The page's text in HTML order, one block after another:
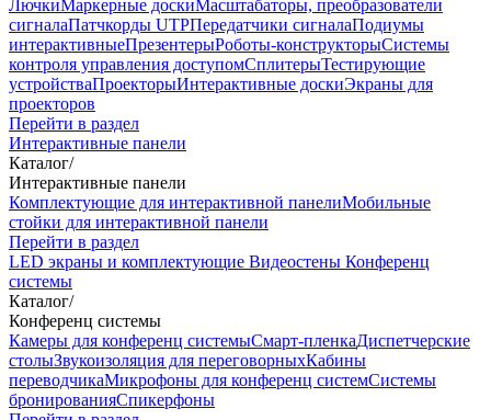
ЛючкиМаркерные доскиМасштабаторы, преобразователи
сигналаПатчкорды UTPПередатчики сигналаПодиумы
интерактивныеПрезентерыРоботы-конструкторыСистемы
контроля управления доступомСплитерыТестирующие
устройстваПроекторыИнтерактивные доскиЭкраны для
проекторов
Перейти в раздел
Интерактивные панели
Каталог/
Интерактивные панели
Комплектующие для интерактивной панелиМобильные
стойки для интерактивной панели
Перейти в раздел
LED экраны и комплектующие Видеостены Конференц
системы
Каталог/
Конференц системы
Камеры для конференц системыCмарт-пленкаДиспетчерские
столыЗвукоизоляция для переговорныхКабины
переводчикаМикрофоны для конференц системСистемы
бронированияСпикерфоны